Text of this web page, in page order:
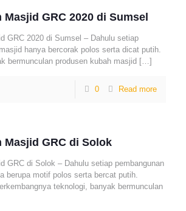
Masjid GRC 2020 di Sumsel
GRC 2020 di Sumsel – Dahulu setiap
hanya bercorak polos serta dicat putih.
bermunculan produsen kubah masjid […]
0 Read more
Masjid GRC di Solok
GRC di Solok – Dahulu setiap pembangunan
berupa motif polos serta bercat putih.
teknologi, banyak bermunculan